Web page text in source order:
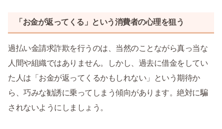
「お金が返ってくる」という消費者の心理を狙う
過払い金請求詐欺を行うのは、当然のことながら真っ当な
人間や組織ではありません。しかし、過去に借金をしてい
た人は「お金が返ってくるかもしれない」という期待か
ら、巧みな勧誘に乗ってしまう傾向があります。絶対に騙
されないようにしましょう。